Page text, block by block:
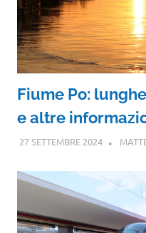
Fiume Po:
e altre
27 SETTEMBRE 2024